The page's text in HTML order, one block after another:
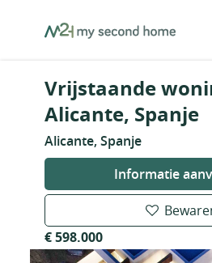
MySecondHome
Vrijstaande
Alicante, Spanje
Alicante, Spanje
Informatie
€ 598.000